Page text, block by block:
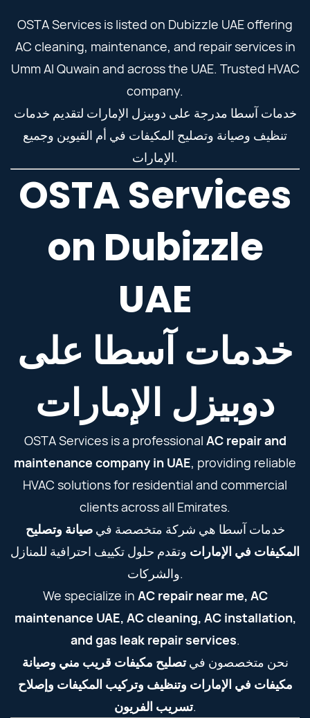
OSTA Services is listed on Dubizzle UAE offering
AC cleaning, maintenance, and repair services in
Umm Al Quwain and across the UAE. Trusted HVAC
company.
خدمات آسطا مدرجة على دوبيزل الإمارات لتقديم خدمات
تنظيف وصيانة وتصليح المكيفات في أم القيوين وجميع
الإمارات.
OSTA Services
on Dubizzle
UAE
خدمات آسطا على
دوبيزل الإمارات
OSTA Services is a professional AC repair and
maintenance company in UAE, providing reliable
HVAC solutions for residential and commercial
clients across all Emirates.
خدمات آسطا هي شركة متخصصة فيصيانة وتصليح
المكيفات في الإمارات وتقدم حلول تكييف احترافية للمنازل
والشركات.
We specialize in AC repair near me, AC
maintenance UAE, AC cleaning, AC installation,
and gas leak repair services.
نحن متخصصون فيتصليح مكيفات قريب مني وصيانة
مكيفات في الإمارات وتنظيف وتركيب المكيفات وإصلاح
تسريب الفريون.